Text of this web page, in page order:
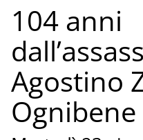
104 anni
Agostino
Ognibene